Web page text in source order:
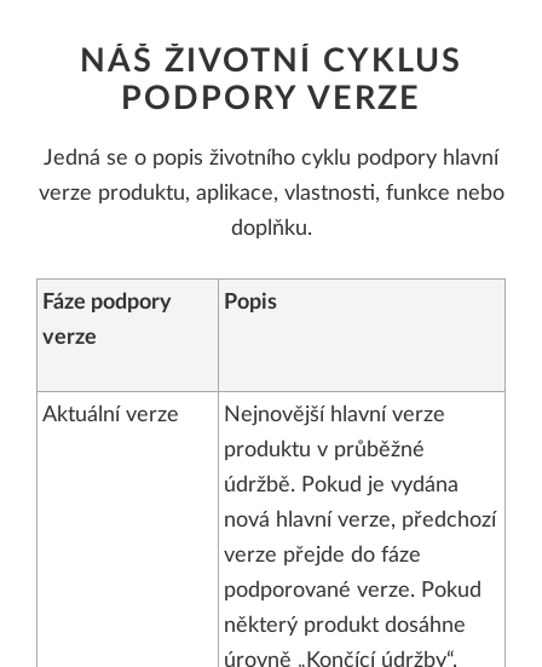
NÁŠ ŽIVOTNÍ CYKLUS
PODPORY VERZE
Jedná se o popis životního cyklu podpory hlavní
verze produktu, aplikace, vlastnosti, funkce nebo
doplňku.
Fáze podpory
verze
Popis
Aktuální verze
Nejnovější hlavní verze
produktu v průběžné
údržbě. Pokud je vydána
nová hlavní verze, předchozí
verze přejde do fáze
podporované verze. Pokud
některý produkt dosáhne
úrovně „Končící údržby“,